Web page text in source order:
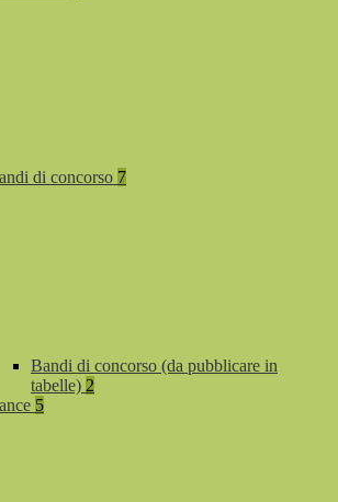
di concorso 7
Bandi di concorso (da pubblicare in
tabelle) 2
5